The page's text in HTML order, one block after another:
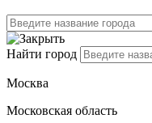
Найти город
Москва
Московская область